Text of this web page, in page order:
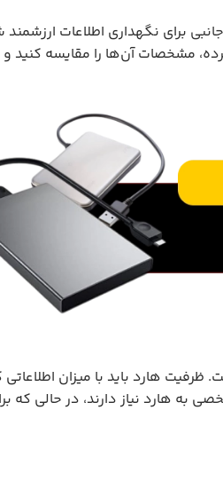
برای نگهداری اطلاعات
مشخصات آن‌ها را مقایسه کنید و
هارد باید با میزان
هارد نیاز دارند، در حالی که